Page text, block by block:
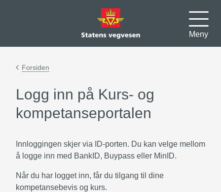
Meny
Forsiden
Logg inn på Kurs- og
kompetanseportalen
Innloggingen skjer via ID-porten. Du kan velge mellom
å logge inn med BankID, Buypass eller MinID.
Når du har logget inn, får du tilgang til dine
kompetansebevis og kurs.